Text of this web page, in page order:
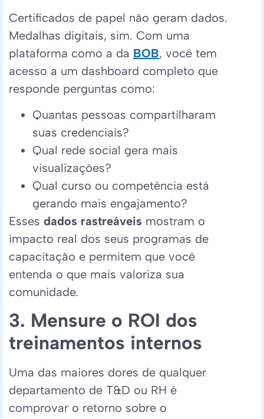
Certificados de papel não geram dados.
Medalhas digitais, sim. Com uma
plataforma como a da BOB, você tem
acesso a um dashboard completo que
responde perguntas como:
Quantas pessoas compartilharam
suas credenciais?
Qual rede social gera mais
visualizações?
Qual curso ou competência está
gerando mais engajamento?
Esses dados rastreáveis mostram o
impacto real dos seus programas de
capacitação e permitem que você
entenda o que mais valoriza sua
comunidade.
3. Mensure o ROI dos
treinamentos internos
Uma das maiores dores de qualquer
departamento de T&D ou RH é
comprovar o retorno sobre o